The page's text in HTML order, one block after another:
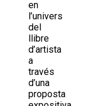
en
l’univers
del
llibre
d’artista
a
través
d’una
proposta